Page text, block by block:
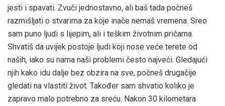
jesti i spavati. Zvuči jednostavno, ali baš tada počneš
razmišljati o stvarima za koje inače nemaš vremena. Sreo
sam puno ljudi s lijepim, ali i teškim životnim pričama.
Shvatiš da uvijek postoje ljudi koji nose veće terete od
naših, iako su nama naši problemi često najveći. Gledajući
njih kako idu dalje bez obzira na sve, počneš drugačije
gledati na vlastiti život. Također sam shvatio koliko je
zapravo malo potrebno za sreću. Nakon 30 kilometara